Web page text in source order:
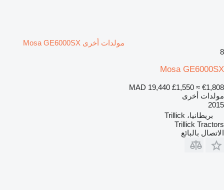
مولدات أخرى Mosa GE6000SX
8
Mosa GE6000SX
MAD 19,440 £1,550 ≈ €1,808
مولدات أخرى
2015
بريطانيا، Trillick
Trillick Tractors
الاتصال بالبائع